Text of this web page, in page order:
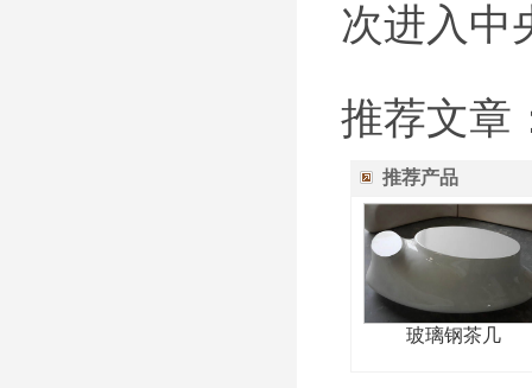
次进入中
推荐文章
推荐产品
玻璃钢茶几